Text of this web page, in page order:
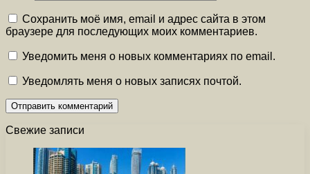
Сохранить моё имя, email и адрес сайта в этом
браузере для последующих моих комментариев.
Уведомить меня о новых комментариях по email.
Уведомлять меня о новых записях почтой.
Свежие записи